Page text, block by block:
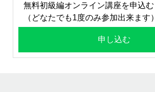
無料初級編オンライン講座を申込む
（どなたでも1度のみ参加出来ます）
申し込む